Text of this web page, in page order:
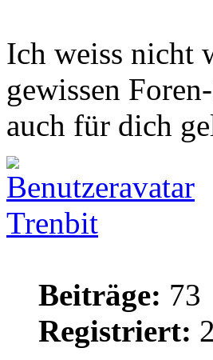
Ich weiss nicht
gewissen
auch für dich
Trenbit
Beiträge: 73
Registriert: